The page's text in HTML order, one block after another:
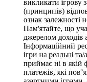
викликати ігрову
(принципів)
ознак залежності
Пам'ятайте, що
джерелом доходів
Інформаційний
ігри на реальні
приймає ні в якій
платежів, які